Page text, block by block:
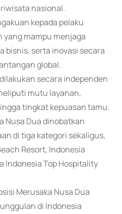
nasional.
kepada pelaku
mampu menjaga
bisnis, serta inovasi secara
global.
secara independen
mutu layanan,
tingkat kepuasan tamu.
Nusa Dua dinobatkan
di tiga kategori sekaligus,
Resort, Indonesia
Indonesia Top Hospitality
Merusaka Nusa Dua
di Indonesia